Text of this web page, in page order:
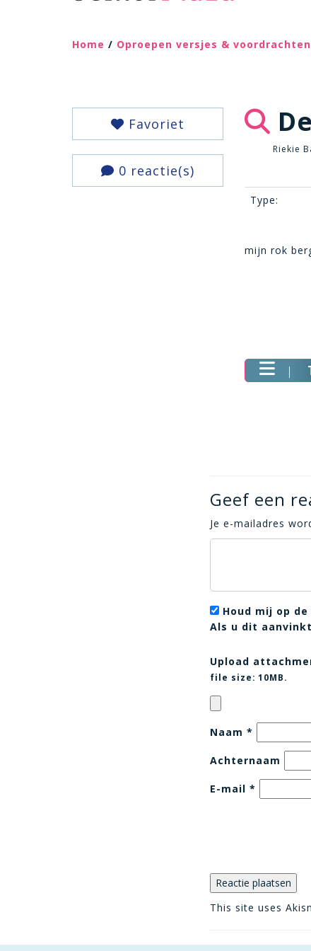
Home / Oproepen versjes & voordrachten
Favoriet
0 reactie(s)
Riekie
Type:
mijn rok
Geef een
Je e-mailadres
Houd mij op
Als u dit
Upload
file size: 10MB.
Naam *
Achternaam
E-mail *
This site uses